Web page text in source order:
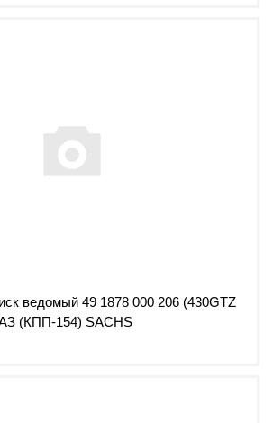
ведомый 49 1878 000 206 (430GTZ
(КПП-154) SACHS